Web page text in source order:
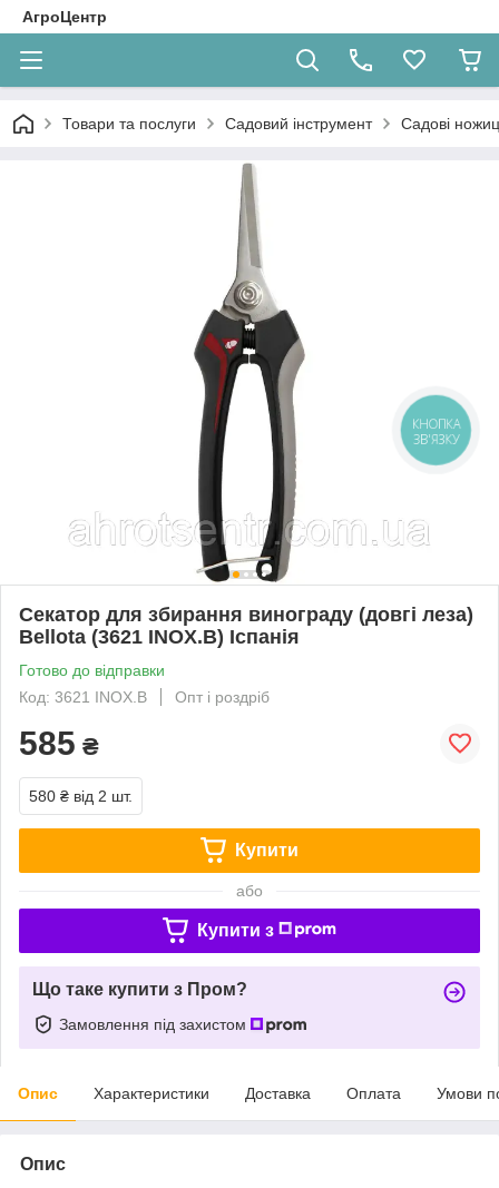
АгроЦентр
Товари та послуги Садовий інструмент Садові
Секатор для збирання винограду (довгі леза)
Bellota (3621 INOX.B) Іспанія
Готово до відправки
Код: 3621 INOX.B
Опт і роздріб
585 ₴
580 ₴ від 2 шт.
Купити
або
Купити з
Що таке купити з Пром?
Замовлення під захистом
Опис Характеристики Доставка Оплата Умови
Опис
КНОПКА
ЗВ'ЯЗКУ